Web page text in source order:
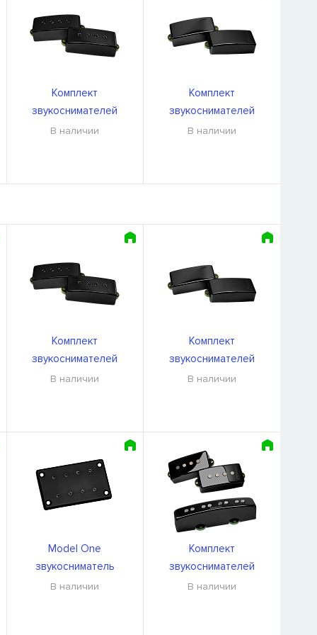
Комплект
звукоснимателей
DiMarzio DP299GB
В наличии
Комплект
звукоснимателей
DiMarzio DP296GB
В наличии
Комплект
звукоснимателей
DiMarzio DP299GB
В наличии
Комплект
звукоснимателей
DiMarzio DP296GB
В наличии
Model One
звукосниматель
DiMarzio DP120BK
В наличии
Комплект
звукоснимателей
DiMarzio DP306GB
В наличии